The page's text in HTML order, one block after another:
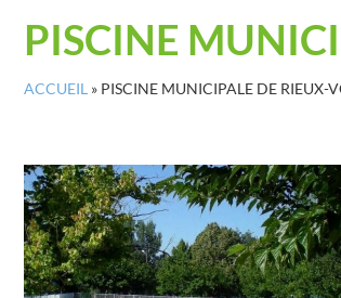
PISCINE
ACCUEIL » PISCINE MUNICIPALE DE RIEUX-